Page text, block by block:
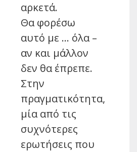
αρκετά.
Θα φορέσω
αυτό με … όλα –
αν και μάλλον
δεν θα έπρεπε.
Στην
πραγματικότητα,
μία από τις
συχνότερες
ερωτήσεις που